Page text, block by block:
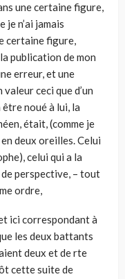
une certaine figure,
je n’ai jamais
certaine figure,
publication de mon
erreur, et une
ceci que d’un
noué à lui, la
était, (comme je
deux oreilles. Celui
celui qui a la
perspective, – tout
ordre,
ici correspondant à
les deux battants
deux et de rte
cette suite de